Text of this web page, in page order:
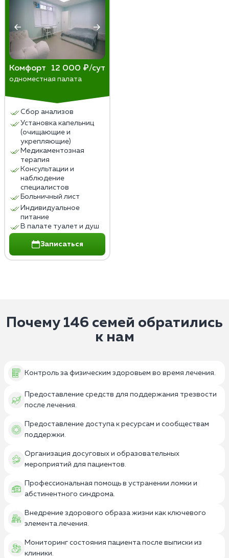
Комфорт 12 000 ₽/сут
одноместная палата
Сбор анализов
Установка капельниц
(очищающие и
укрепляющие)
Медикаментозная
терапия
Консультации и
наблюдение
специалистов
Больничный лист
Индивидуальное
питание
В палате туалет и душ
Записаться
Почему 146 семей обратились
к нам
Контроль за физическим здоровьем во время лечения.
Предоставление средств для поддержания трезвости
после лечения.
Предоставление доступа к ресурсам и сообществам
поддержки.
Организация досуговых и образовательных
мероприятий для пациентов.
Профессиональная помощь в устранении ломки и
абстинентного синдрома.
Внедрение здорового образа жизни как ключевого
элемента лечения.
Мониторинг состояния пациента после выписки из
клиники.